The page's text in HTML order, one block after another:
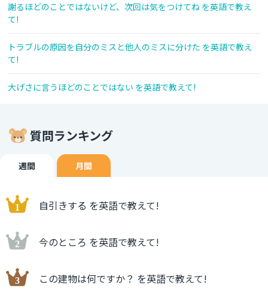
謝るほどのことではないけど、次回は気をつけてね を英語で教え
て!
トラブルの原因を自分のミスと他人のミスに分けた を英語で教え
て!
大げさに言うほどのことではない を英語で教えて!
質問ランキング
週間 月間
自引きする を英語で教えて!
今のところ を英語で教えて!
この建物は何ですか？ を英語で教えて!